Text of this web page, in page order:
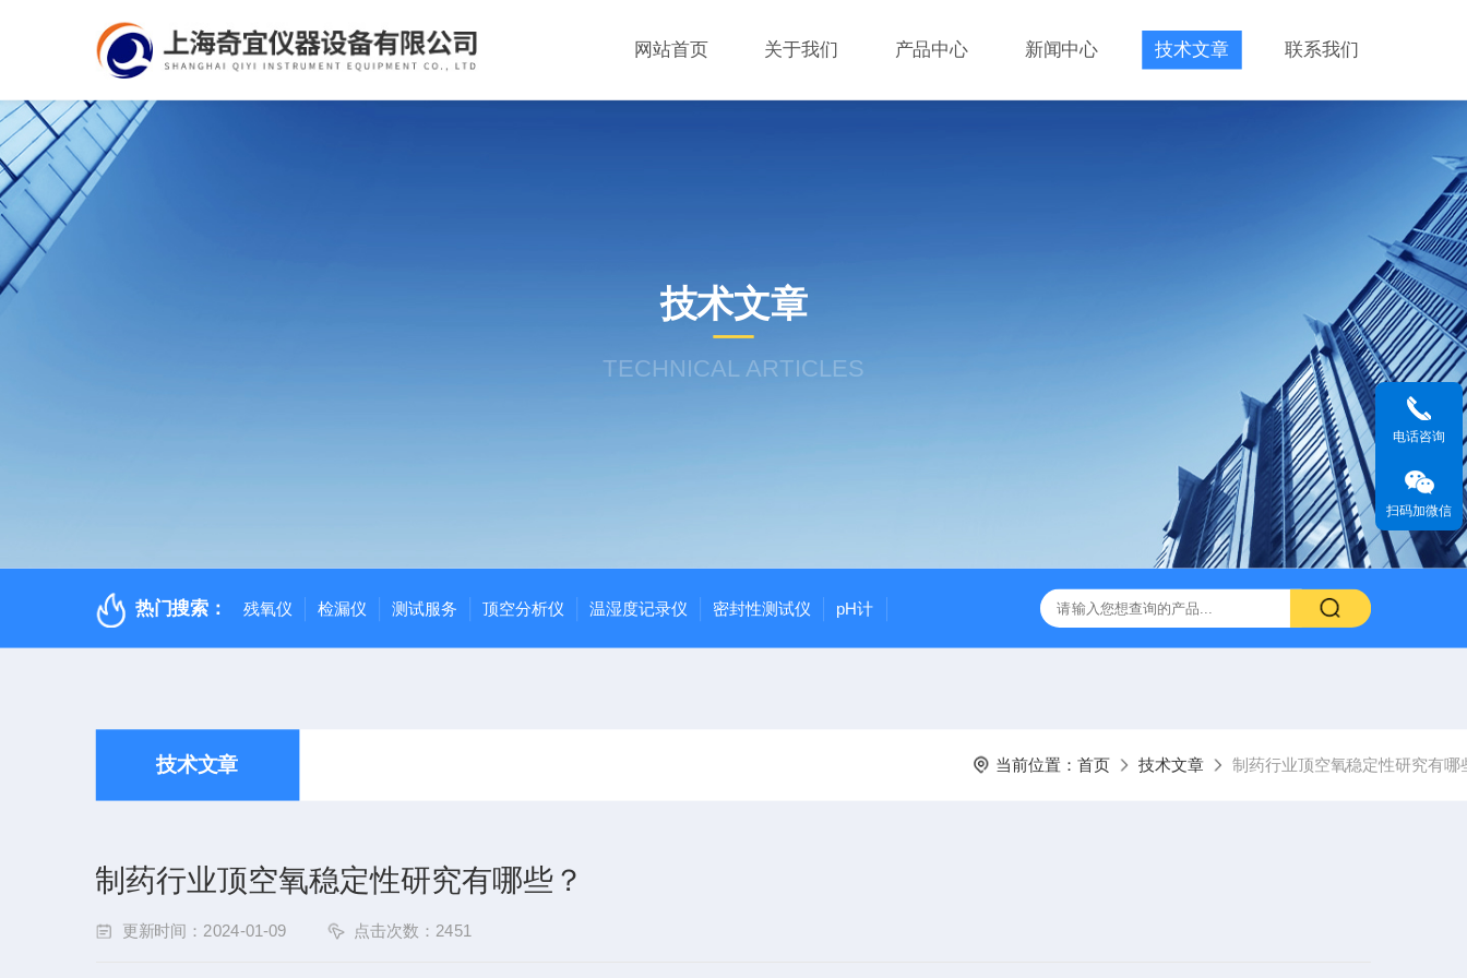
网站首页 关于我们 产品中心 新闻中心 技术文章 联系我们
技术文章
TECHNICAL ARTICLES
热门搜索： 残氧仪 检漏仪 测试服务 顶空分析仪 温湿度记录仪 密封性测试仪 pH计
技术文章 当前位置：首页 技术文章 制药行业顶空氧稳定性研究有哪
制药行业顶空氧稳定性研究有哪些？
更新时间：2024-01-09 点击次数：2451
电话咨询
扫码加微信